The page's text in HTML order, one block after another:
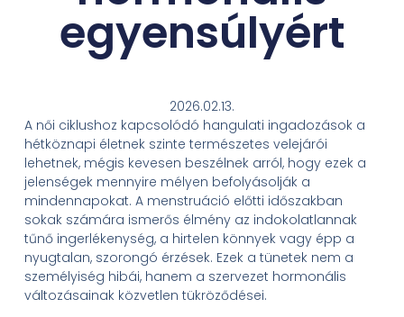
egyensúlyért
2026.02.13.
A női ciklushoz kapcsolódó hangulati ingadozások a
hétköznapi életnek szinte természetes velejárói
lehetnek, mégis kevesen beszélnek arról, hogy ezek a
jelenségek mennyire mélyen befolyásolják a
mindennapokat. A menstruáció előtti időszakban
sokak számára ismerős élmény az indokolatlannak
tűnő ingerlékenység, a hirtelen könnyek vagy épp a
nyugtalan, szorongó érzések. Ezek a tünetek nem a
személyiség hibái, hanem a szervezet hormonális
változásainak közvetlen tükröződései.